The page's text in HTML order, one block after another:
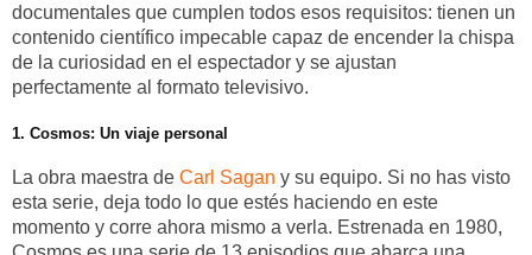
documentales que cumplen todos esos requisitos: tienen un
contenido científico impecable capaz de encender la chispa
de la curiosidad en el espectador y se ajustan
perfectamente al formato televisivo.
1. Cosmos: Un viaje personal
La obra maestra de Carl Sagan y su equipo. Si no has visto
esta serie, deja todo lo que estés haciendo en este
momento y corre ahora mismo a verla. Estrenada en 1980,